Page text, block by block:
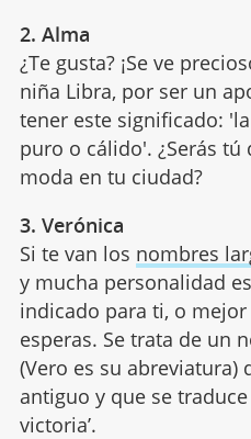
2. Alma
¿Te gusta? ¡Se ve
niña Libra, por ser un
tener este significado:
puro o cálido'. ¿Serás
moda en tu ciudad?
3. Verónica
Si te van los nombres
y mucha personalidad
indicado para ti, o
esperas. Se trata de un
(Vero es su abreviatura)
antiguo y que se
victoria’.